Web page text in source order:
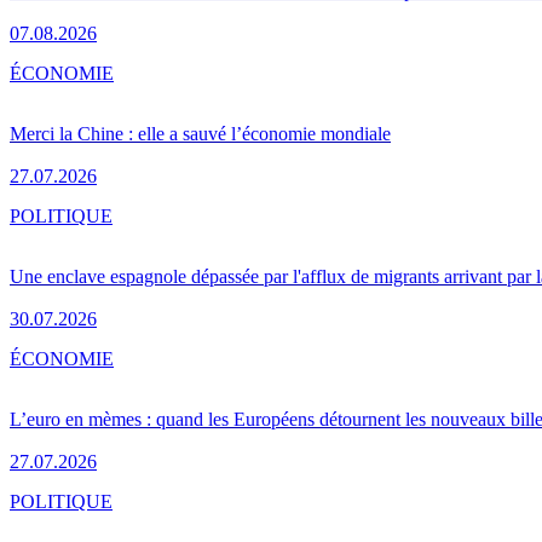
07.08.2026
Merci la Chine : elle a sauvé l’économie mondiale
27.07.2026
ÉCONOMIE
Une enclave espagnole dépassée par l'afflux de migrants arrivant par
30.07.2026
POLITIQUE
L’euro en mèmes : quand les Européens détournent les nouveaux
27.07.2026
ÉCONOMIE
POLITIQUE